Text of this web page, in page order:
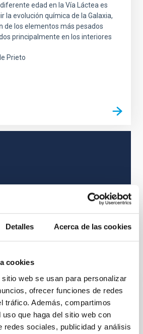
Detalles Acerca de las cookies
cookies
web se usan para personalizar
ofrecer funciones de redes
tráfico. Además, compartimos
que haga del sitio web con
redes sociales, publicidad y análisis
edad en la Vía Láctea es
la evolución química de la Galaxia,
de los elementos más pesados
principalmente en los interiores
Prieto
Técnicas
Alignment with Dense
between Cloud and